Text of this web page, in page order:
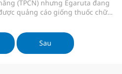
(TPCN) nhưng Egaruta đang
quảng cáo giống thuốc chữa
dùng. Thậm chí, nhiều nội
dung quảng cáo còn vượt quá
công dụng, chất lượng thực sự của
Sau